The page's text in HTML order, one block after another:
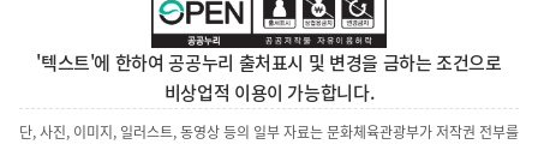
'텍스트'에 한하여 공공누리 출처표시 및 변경을 금하는 조건으로
비상업적 이용이 가능합니다.
단, 사진, 이미지, 일러스트, 동영상 등의 일부 자료는 문화체육관광부가 저작권 전부를